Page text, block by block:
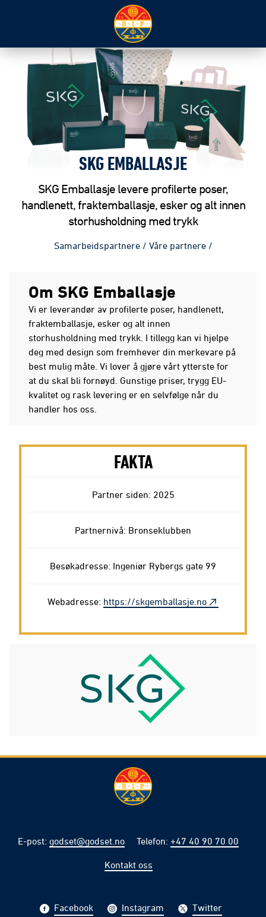
SKG EMBALLASJE
SKG Emballasje levere profilerte poser,
handlenett, fraktemballasje, esker og alt innen
storhusholdning med trykk
Samarbeidspartnere / Våre partnere /
Om SKG Emballasje
Vi er leverandør av profilerte poser, handlenett,
fraktemballasje, esker og alt innen
storhusholdning med trykk. I tillegg kan vi hjelpe
deg med design som fremhever din merkevare på
best mulig måte. Vi lover å gjøre vårt ytterste for
at du skal bli fornøyd. Gunstige priser, trygg EU-
kvalitet og rask levering er en selvfølge når du
handler hos oss.
FAKTA
Partner siden: 2025
Partnernivå: Bronseklubben
Besøkadresse: Ingeniør Rybergs gate 99
Webadresse: https://skgemballasje.no
E-post: godset@godset.no Telefon: +47 40 90 70 00
Kontakt oss
Facebook Instagram Twitter